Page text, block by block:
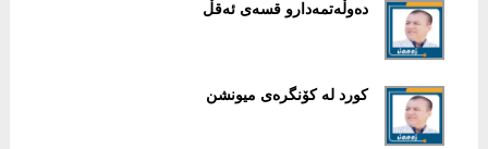
دەوڵەتمەدارو قسەی ئەقڵ
کورد لە کۆنگرەی میونشن